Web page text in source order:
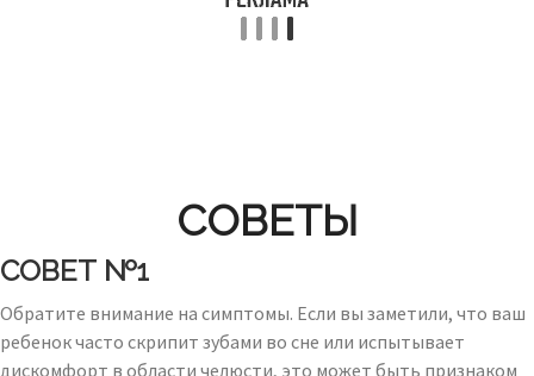
СОВЕТЫ
СОВЕТ №1
Обратите внимание на симптомы. Если вы заметили, что ваш
ребенок часто скрипит зубами во сне или испытывает
дискомфорт в области челюсти, это может быть признаком